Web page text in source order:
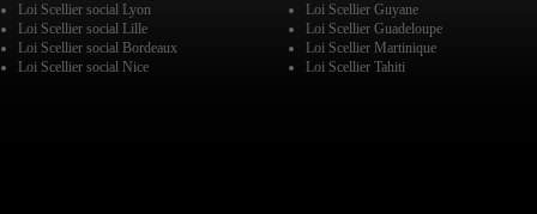
Loi Scellier social Lyon
Loi Scellier social Lille
Loi Scellier social Bordeaux
Loi Scellier social Nice
Loi Scellier Guyane
Loi Scellier Guadeloupe
Loi Scellier Martinique
Loi Scellier Tahiti